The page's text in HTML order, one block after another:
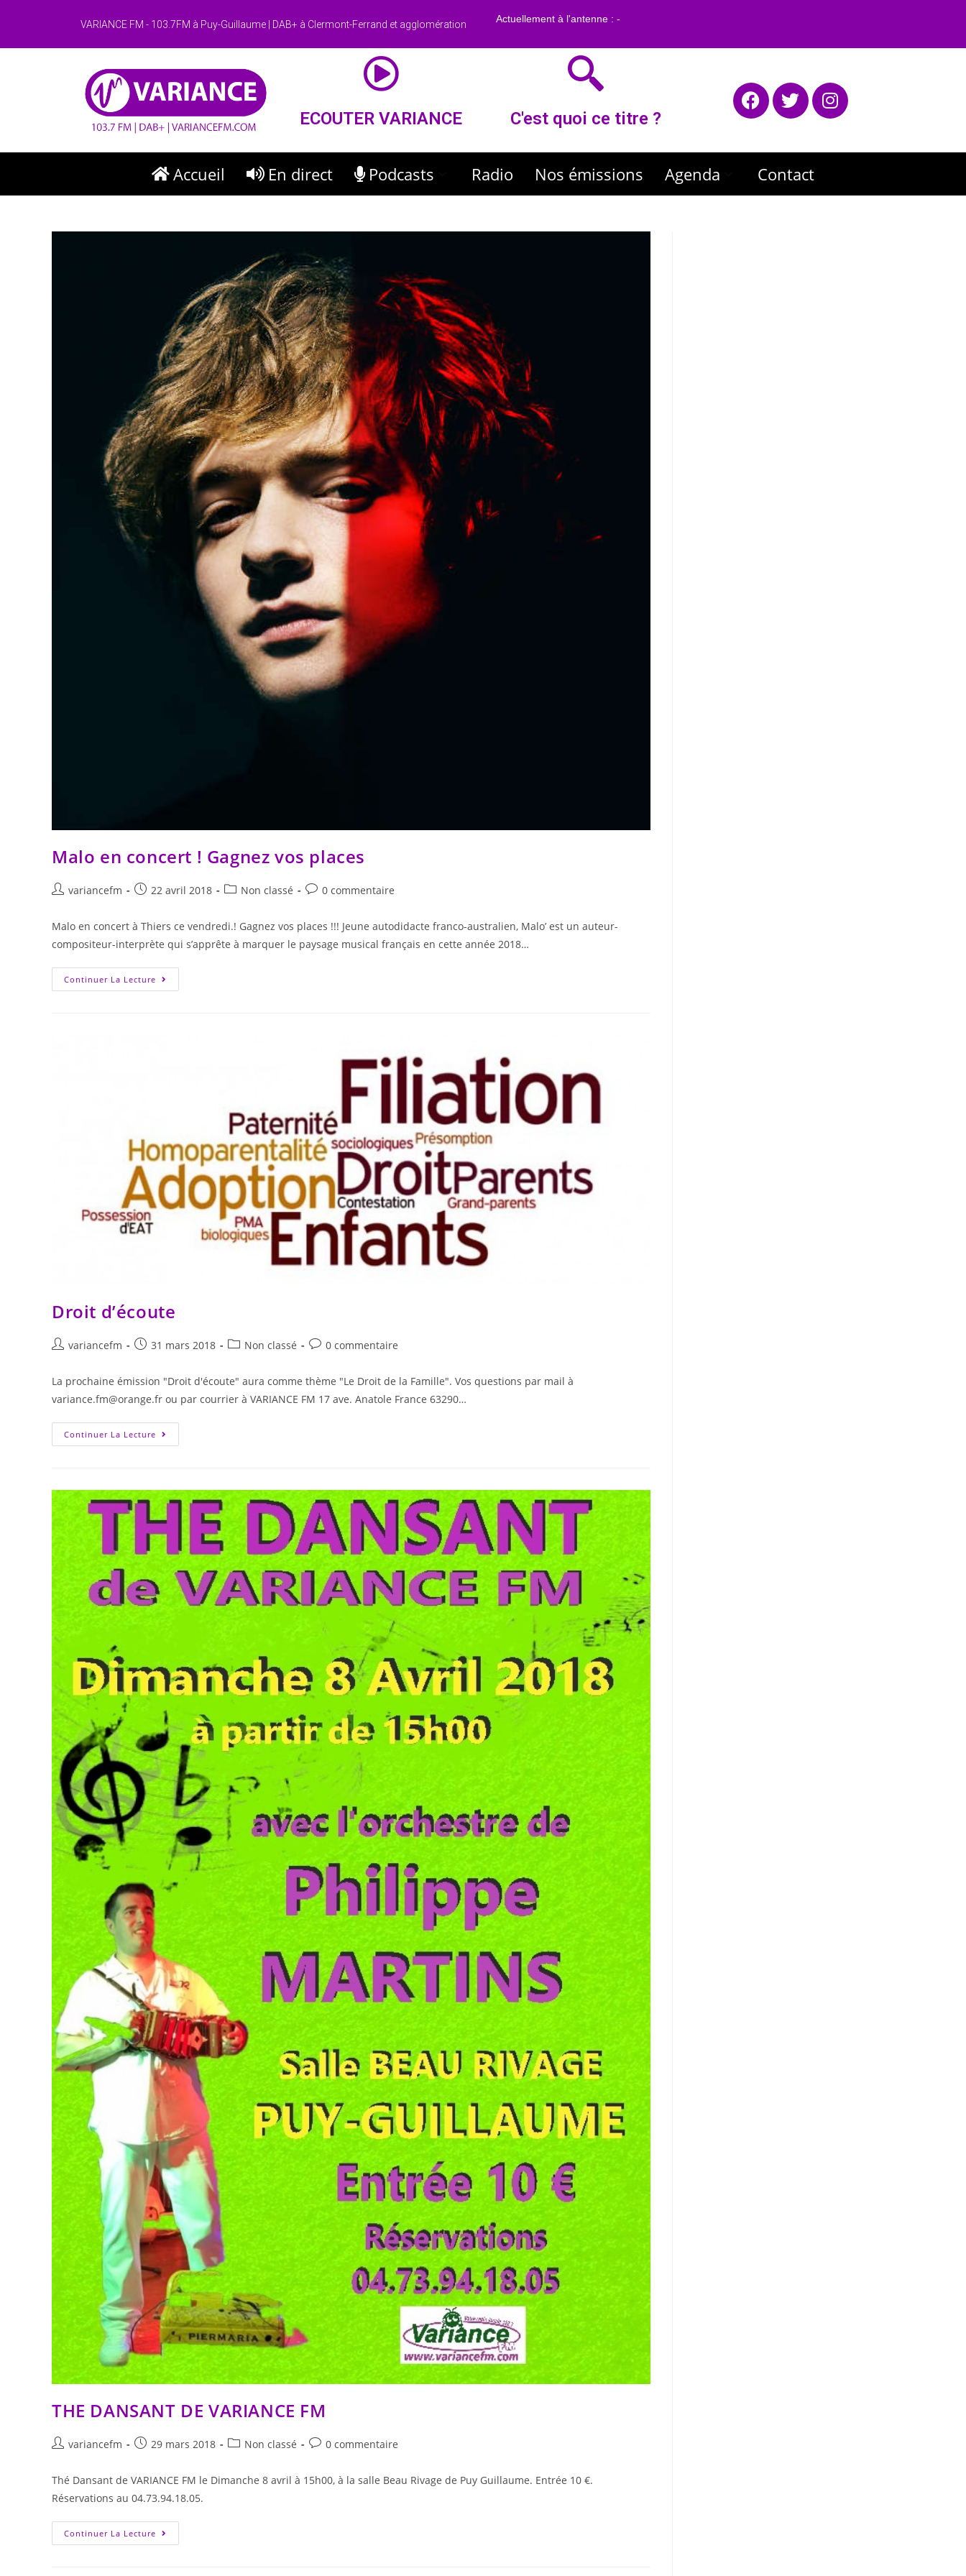
VARIANCE FM - 103.7FM à Puy-Guillaume | DAB+ à Clermont-Ferrand et agglomération
ECOUTER VARIANCE C'est quoi ce titre ?
Accueil En direct Podcasts Radio Nos émissions Agenda Contact
Malo en concert ! Gagnez vos places
variancefm 22 avril 2018 Non classé 0 commentaire
Malo en concert à Thiers ce vendredi.! Gagnez vos places !!! Jeune autodidacte franco-australien, Malo’ est un auteur-
compositeur-interprète qui s’apprête à marquer le paysage musical français en cette année 2018…
Continuer La Lecture
Droit d’écoute
variancefm 31 mars 2018 Non classé 0 commentaire
La prochaine émission "Droit d'écoute" aura comme thème "Le Droit de la Famille". Vos questions par mail à
variance.fm@orange.fr ou par courrier à VARIANCE FM 17 ave. Anatole France 63290…
Continuer La Lecture
THE DANSANT DE VARIANCE FM
variancefm 29 mars 2018 Non classé 0 commentaire
Thé Dansant de VARIANCE FM le Dimanche 8 avril à 15h00, à la salle Beau Rivage de Puy Guillaume. Entrée 10 €.
Réservations au 04.73.94.18.05.
Continuer La Lecture